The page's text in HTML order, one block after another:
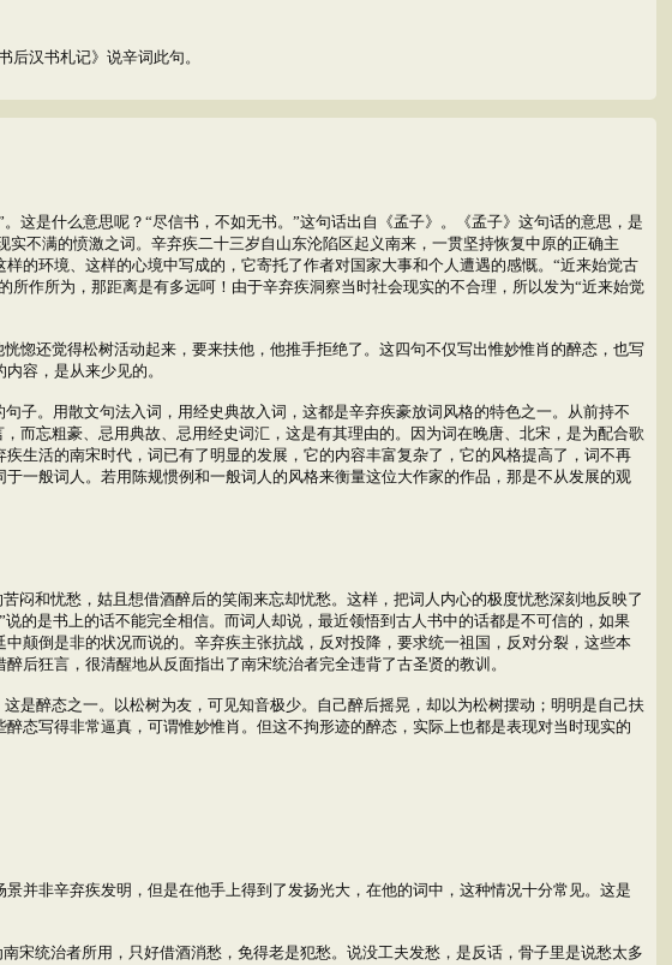
后汉书札记》说辛词此句。
是什么意思呢？“尽信书，不如无书。”这句话出自《孟子》。《孟子》这句话的意思，是
不满的愤激之词。辛弃疾二十三岁自山东沦陷区起义南来，一贯坚持恢复中原的正确主
的环境、这样的心境中写成的，它寄托了作者对国家大事和个人遭遇的感慨。“近来始觉古
作所为，那距离是有多远呵！由于辛弃疾洞察当时社会现实的不合理，所以发为“近来始觉
还觉得松树活动起来，要来扶他，他推手拒绝了。这四句不仅写出惟妙惟肖的醉态，也写
容，是从来少见的。
子。用散文句法入词，用经史典故入词，这都是辛弃疾豪放词风格的特色之一。从前持不
而忘粗豪、忌用典故、忌用经史词汇，这是有其理由的。因为词在晚唐、北宋，是为配合歌
生活的南宋时代，词已有了明显的发展，它的内容丰富复杂了，它的风格提高了，词不再
一般词人。若用陈规惯例和一般词人的风格来衡量这位大作家的作品，那是不从发展的观
和忧愁，姑且想借酒醉后的笑闹来忘却忧愁。这样，把词人内心的极度忧愁深刻地反映了
的是书上的话不能完全相信。而词人却说，最近领悟到古人书中的话都是不可信的，如果
颠倒是非的状况而说的。辛弃疾主张抗战，反对投降，要求统一祖国，反对分裂，这些本
后狂言，很清醒地从反面指出了南宋统治者完全违背了古圣贤的教训。
醉态之一。以松树为友，可见知音极少。自己醉后摇晃，却以为松树摆动；明明是自己扶
态写得非常逼真，可谓惟妙惟肖。但这不拘形迹的醉态，实际上也都是表现对当时现实的
非辛弃疾发明，但是在他手上得到了发扬光大，在他的词中，这种情况十分常见。这是
统治者所用，只好借酒消愁，免得老是犯愁。说没工夫发愁，是反话，骨子里是说愁太多